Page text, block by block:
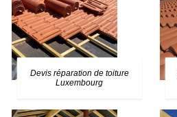
Devis réparation de toiture
Luxembourg